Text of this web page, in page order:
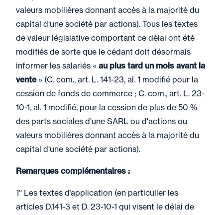
valeurs mobilières donnant accès à la majorité du
capital d'une société par actions). Tous les textes
de valeur législative comportant ce délai ont été
modifiés de sorte que le cédant doit désormais
informer les salariés « au plus tard un mois avant la
vente» (C. com., art. L. 141-23, al. 1 modifié pour la
cession de fonds de commerce ; C. com., art. L. 23-
10-1, al. 1 modifié, pour la cession de plus de 50 %
des parts sociales d'une SARL ou d'actions ou
valeurs mobilières donnant accès à la majorité du
capital d'une société par actions).
Remarques complémentaires :
1° Les textes d’application (en particulier les
articles D.141-3 et D. 23-10-1 qui visent le délai de